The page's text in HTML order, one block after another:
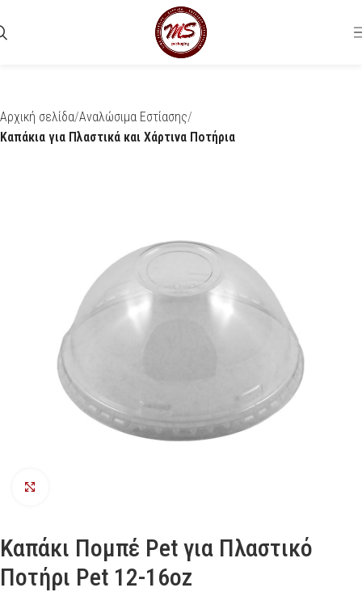
Αρχική σελίδα Αναλώσιμα Εστίασης
Καπάκια για Πλαστικά και Χάρτινα Ποτήρια
Καπάκι Πομπέ Pet για Πλαστικό
Ποτήρι Pet 12-16oz